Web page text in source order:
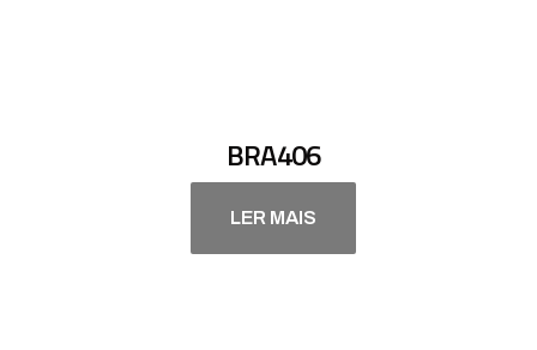
BRA406
LER MAIS